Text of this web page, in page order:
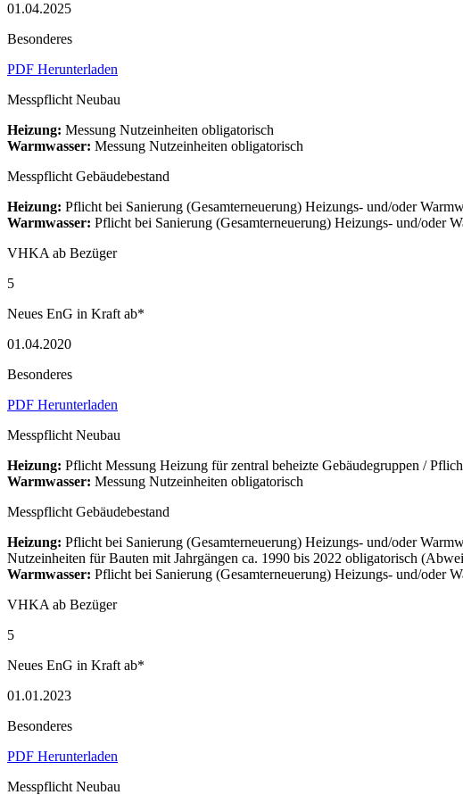
01.04.2025
Besonderes
PDF Herunterladen
Messpflicht Neubau
Heizung: Messung Nutzeinheiten obligatorisch
Warmwasser: Messung Nutzeinheiten obligatorisch
Messpflicht Gebäudebestand
Heizung: Pflicht bei Sanierung (Gesamterneuerung) Heizungs- und/oder
Warmwasser: Pflicht bei Sanierung (Gesamterneuerung) Heizungs- und/oder
VHKA ab Bezüger
5
Neues EnG in Kraft ab*
01.04.2020
Besonderes
PDF Herunterladen
Messpflicht Neubau
Heizung: Pflicht Messung Heizung für zentral beheizte Gebäudegruppen /
Warmwasser: Messung Nutzeinheiten obligatorisch
Messpflicht Gebäudebestand
Heizung: Pflicht bei Sanierung (Gesamterneuerung) Heizungs- und/oder
Nutzeinheiten für Bauten mit Jahrgängen ca. 1990 bis 2022 obligatorisch
Warmwasser: Pflicht bei Sanierung (Gesamterneuerung) Heizungs- und/oder
VHKA ab Bezüger
5
Neues EnG in Kraft ab*
01.01.2023
Besonderes
PDF Herunterladen
Messpflicht Neubau